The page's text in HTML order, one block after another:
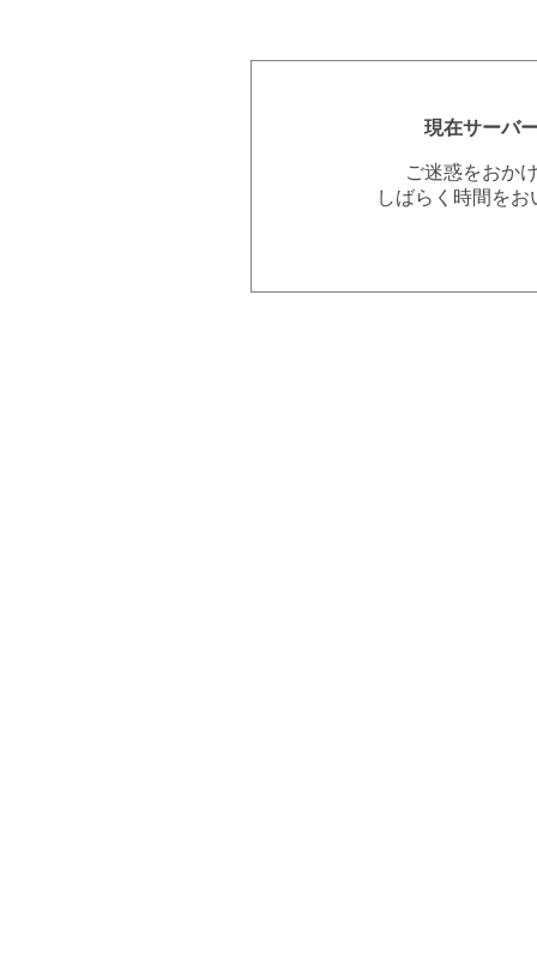
現在サーバ
ご迷惑をおか
しばらく時間を